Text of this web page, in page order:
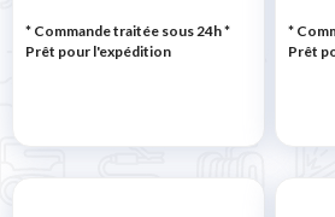
* Commande traitée sous 24h*
Prêt pour l'expédition
*
Prêt